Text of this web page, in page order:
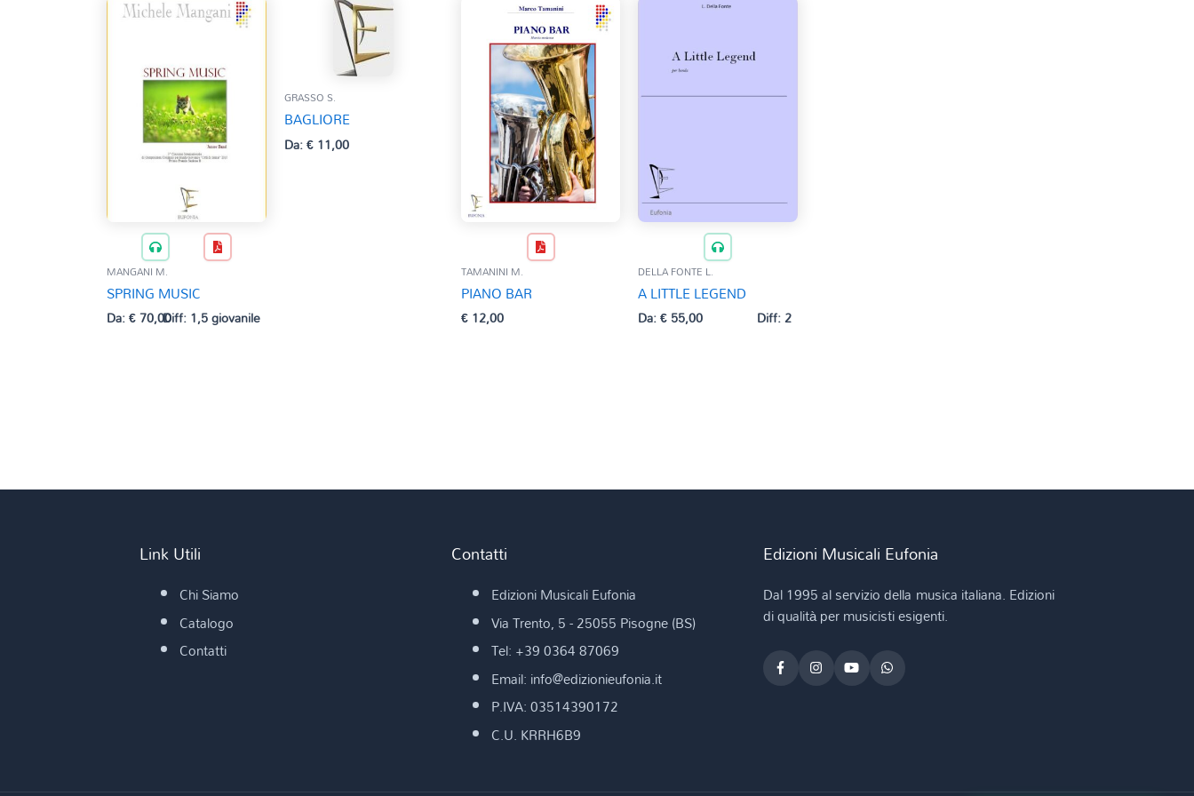
MANGANI M.
SPRING MUSIC
Da:€70,00Diff: 1,5 giovanile
GRASSO S.
BAGLIORE
Da:€11,00
TAMANINI M.
PIANO BAR
€12,00
DELLA FONTE L.
A LITTLE LEGEND
Da:€55,00 Diff: 2
Link Utili
Chi Siamo
Catalogo
Contatti
Contatti
Edizioni Musicali Eufonia
Via Trento, 5 - 25055 Pisogne (BS)
Tel: +39 0364 87069
Email: info@edizionieufonia.it
P.IVA: 03514390172
C.U. KRRH6B9
Edizioni Musicali Eufonia
Dal 1995 al servizio della musica italiana. Edizioni
di qualità per musicisti esigenti.